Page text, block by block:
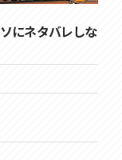
にネタバレしな